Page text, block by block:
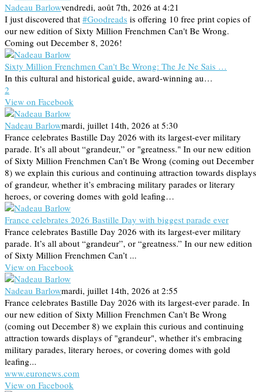
Nadeau Barlowvendredi, août 7th, 2026 at 4:21
I just discovered that #Goodreads is offering 10 free print copies of
our new edition of Sixty Million Frenchmen Can't Be Wrong.
Coming out December 8, 2026!
Sixty Million Frenchmen Can't Be Wrong: The Je Ne Sais …
In this cultural and historical guide, award-winning au…
2
View on Facebook
Nadeau Barlowmardi, juillet 14th, 2026 at 5:30
France celebrates Bastille Day 2026 with its largest-ever military
parade. It’s all about “grandeur,” or "greatness." In our new edition
of Sixty Million Frenchmen Can’t Be Wrong (coming out December
8) we explain this curious and continuing attraction towards displays
of grandeur, whether it’s embracing military parades or literary
heroes, or covering domes with gold leafing…
France celebrates 2026 Bastille Day with biggest parade ever
France celebrates Bastille Day 2026 with its largest-ever military
parade. It’s all about “grandeur”, or “greatness.” In our new edition
of Sixty Million Frenchmen Can’t ...
View on Facebook
Nadeau Barlowmardi, juillet 14th, 2026 at 2:55
France celebrates Bastille Day 2026 with its largest-ever parade. In
our new edition of Sixty Million Frenchmen Can't Be Wrong
(coming out December 8) we explain this curious and continuing
attraction towards displays of "grandeur", whether it's embracing
military parades, literary heroes, or covering domes with gold
leafing...
www.euronews.com
View on Facebook